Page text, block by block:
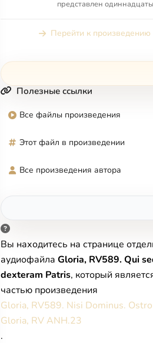
представлен
Перейти к произведению
Полезные ссылки
Все файлы произведения
Этот файл в произведении
Все произведения автора
Вы находитесь на странице
аудиофайла Gloria, RV589. Qui
dexteram Patris, который
частью произведения
Gloria, RV589. Nisi Dominus.
Gloria, RV ANH.23
.